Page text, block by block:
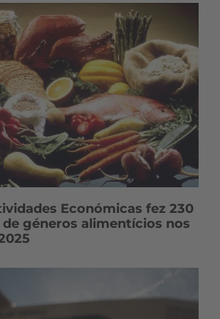
Económicas fez 230
de géneros alimentícios nos